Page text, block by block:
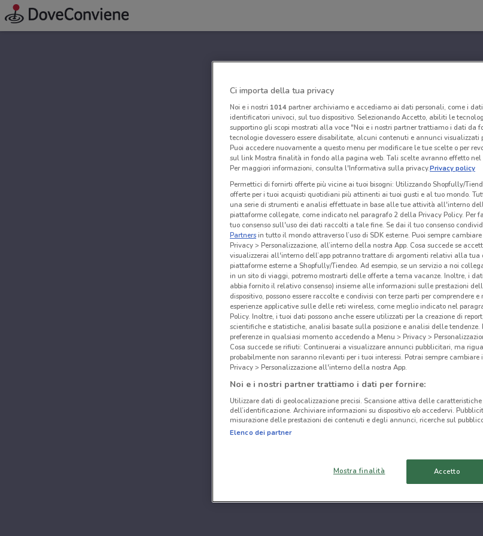
Ci importa della tua privacy
Noi e i nostri 1014partner archiviamo e accediamo ai dati personali, come i
identificatori univoci, sul tuo dispositivo. Selezionando Accetto, abiliti le
supportino gli scopi mostrati alla voce "Noi e i nostri partner trattiamo i dati da
tecnologie dovessero essere disabilitate, alcuni contenuti e annunci visualizzati
Puoi accedere nuovamente a questo menu per modificare le tue scelte o per
sul link Mostra finalità in fondo alla pagina web. Tali scelte avranno effetto nel
Per maggiori informazioni, consulta l'Informativa sulla privacy.Privacy policy
Permettici di fornirti offerte più vicine ai tuoi bisogni: Utilizzando Shopfully/
offerte per i tuoi acquisti quotidiani più attinenti ai tuoi gusti e al tuo mondo.
una serie di strumenti e analisi effettuate in base alle tue attività all'interno
piattaforme collegate, come indicato nel paragrafo 2 della Privacy Policy. Per
tuo consenso sull'uso dei dati raccolti a tale fine. Se dai il tuo consenso
Partnersin tutto il mondo attraverso l’uso di SDK esterne. Puoi sempre
Privacy > Personalizzazione, all’interno della nostra App. Cosa succede se
visualizzerai all'interno dell’app potranno trattare di argomenti relativi alla tua
piattaforme esterne a Shopfully/Tiendeo. Ad esempio, se un servizio a noi
in un sito di viaggi, potremo mostrarti delle offerte a tema vacanze. Inoltre, i
abbia fornito il relativo consenso) insieme alle informazioni sulle prestazioni
dispositivo, possono essere raccolte e condivisi con terze parti per comprendere
esperienze applicative sulle delle reti wireless, come meglio indicato nel
Policy. Inoltre, i tuoi dati possono anche essere utilizzati per la creazione di
scientifiche e statistiche, analisi basate sulla posizione e analisi delle
preferenze in qualsiasi momento accedendo a Menu > Privacy >
Cosa succede se rifiuti: Continuerai a visualizzare annunci pubblicitari, ma
probabilmente non saranno rilevanti per i tuoi interessi. Potrai sempre cambiare
Privacy > Personalizzazione all'interno della nostra App.
Noi e i nostri partner trattiamo i dati per fornire:
Utilizzare dati di geolocalizzazione precisi. Scansione attiva delle
dell’identificazione. Archiviare informazioni su dispositivo e/o accedervi.
misurazione delle prestazioni dei contenuti e degli annunci, ricerche sul
Elenco dei partner
Mostra finalità Accetto